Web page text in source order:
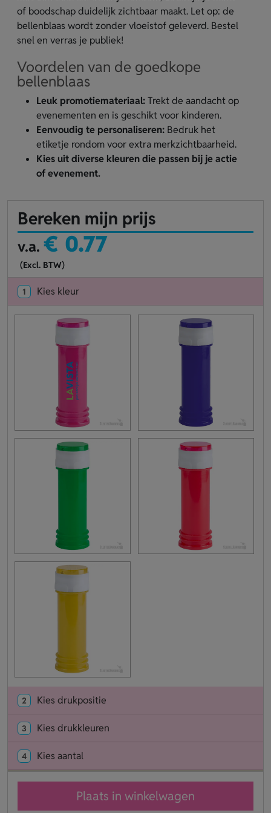
of boodschap duidelijk zichtbaar maakt. Let op: de
bellenblaas wordt zonder vloeistof geleverd. Bestel
snel en verras je publiek!
Voordelen van de goedkope
bellenblaas
Leuk promotiemateriaal:Trekt de aandacht op
evenementen en is geschikt voor kinderen.
Eenvoudig te personaliseren: Bedruk het
etiketje rondom voor extra merkzichtbaarheid.
Kies uit diverse kleuren die passen bij je actie
of evenement.
Bereken mijn prijs
v.a. € 0.77
(Excl. BTW)
1 Kies kleur
2 Kies drukpositie
3 Kies drukkleuren
4 Kies aantal
Plaats in winkelwagen